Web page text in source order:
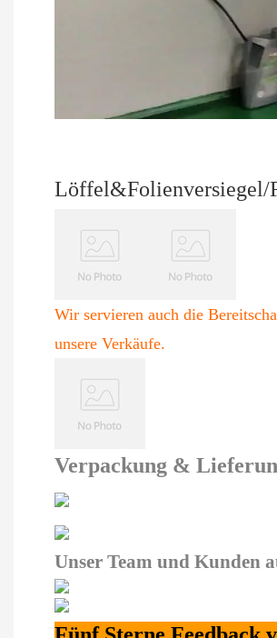
Löffel&Folienversiegel/
Wir servieren auch die
unsere Verkäufe.
Verpackung &
Unser Team und Kunden